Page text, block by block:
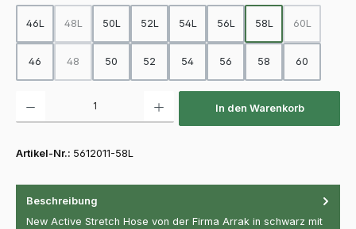
46L 48L
(Diese Option ist zurzeit nicht verfügbar.)
50L 52L 54L 56L 58L 60L
(Diese
46 48
(Diese Option ist zurzeit nicht verfügbar.)
50 52 54 56 58 60
In den Warenkorb
Artikel-Nr.: 5612011-58L
Beschreibung
New Active Stretch Hose von der Firma Arrak in schwarz mit